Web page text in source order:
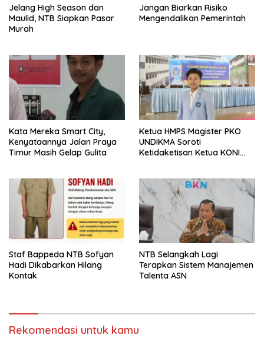
Jelang High Season dan
Maulid, NTB Siapkan Pasar
Murah
Jangan Biarkan Risiko
Mengendalikan Pemerintah
Kata Mereka Smart City,
Kenyataannya Jalan Praya
Timur Masih Gelap Gulita
Ketua HMPS Magister PKO
UNDIKMA Soroti
Ketidaketisan Ketua KONI
Arena Kepentingan Sesaat
Staf Bappeda NTB Sofyan
Hadi Dikabarkan Hilang
Kontak
NTB Selangkah Lagi
Terapkan Sistem Manajemen
Talenta ASN
Rekomendasi untuk kamu